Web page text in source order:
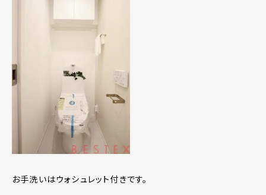
お手洗いはウォシュレット付きです。